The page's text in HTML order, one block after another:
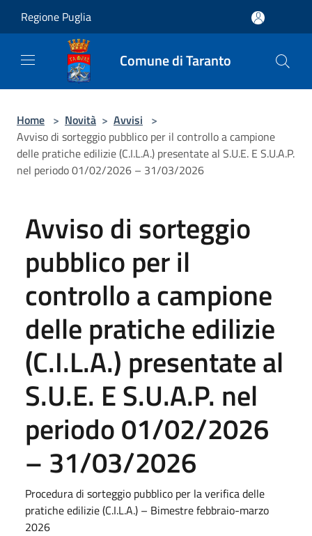
Regione Puglia
Comune di Taranto
Home > Novità > Avvisi >
Avviso di sorteggio pubblico per il controllo a campione
delle pratiche edilizie (C.I.L.A.) presentate al S.U.E. E S.U.A.P.
nel periodo 01/02/2026 – 31/03/2026
Avviso di sorteggio
pubblico per il
controllo a campione
delle pratiche edilizie
(C.I.L.A.) presentate al
S.U.E. E S.U.A.P. nel
periodo 01/02/2026
– 31/03/2026
Procedura di sorteggio pubblico per la verifica delle
pratiche edilizie (C.I.L.A.) – Bimestre febbraio-marzo
2026